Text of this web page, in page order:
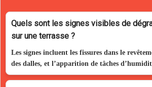
Quels sont les signes visibles de
sur une terrasse ?
Les signes incluent les fissures dans le
des dalles, et l’apparition de tâches